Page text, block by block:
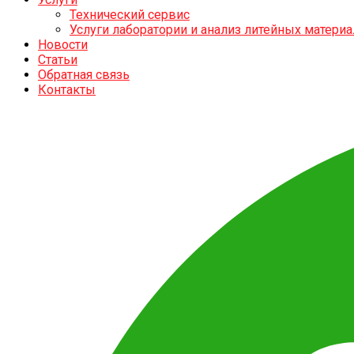
Технический сервис
Услуги лаборатории и анализ литейных
Новости
Статьи
Обратная связь
Контакты